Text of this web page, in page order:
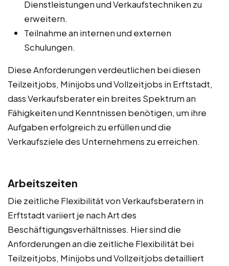
Dienstleistungen und Verkaufstechniken zu
erweitern.
Teilnahme an internen und externen
Schulungen.
Diese Anforderungen verdeutlichen bei diesen
Teilzeitjobs, Minijobs und Vollzeitjobs in Erftstadt,
dass Verkaufsberater ein breites Spektrum an
Fähigkeiten und Kenntnissen benötigen, um ihre
Aufgaben erfolgreich zu erfüllen und die
Verkaufsziele des Unternehmens zu erreichen.
Arbeitszeiten
Die zeitliche Flexibilität von Verkaufsberatern in
Erftstadt variiert je nach Art des
Beschäftigungsverhältnisses. Hier sind die
Anforderungen an die zeitliche Flexibilität bei
Teilzeitjobs, Minijobs und Vollzeitjobs detailliert